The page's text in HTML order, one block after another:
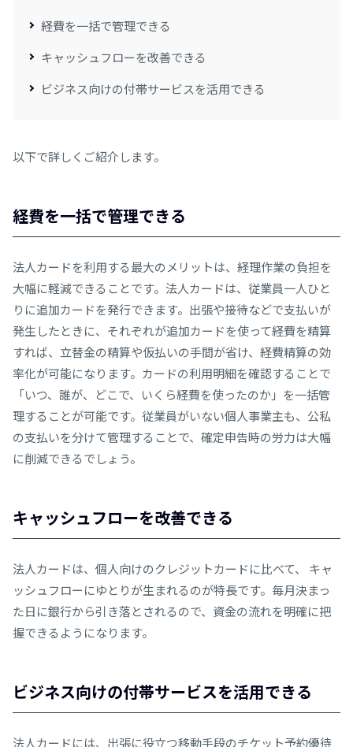
経費を一括で管理できる
キャッシュフローを改善できる
ビジネス向けの付帯サービスを活用できる
以下で詳しくご紹介します。
経費を一括で管理できる
法人カードを利用する最大のメリットは、経理作業の負担を
大幅に軽減できることです。法人カードは、従業員一人ひと
りに追加カードを発行できます。出張や接待などで支払いが
発生したときに、それぞれが追加カードを使って経費を精算
すれば、立替金の精算や仮払いの手間が省け、経費精算の効
率化が可能になります。カードの利用明細を確認することで
「いつ、誰が、どこで、いくら経費を使ったのか」を一括管
理することが可能です。従業員がいない個人事業主も、公私
の支払いを分けて管理することで、確定申告時の労力は大幅
に削減できるでしょう。
キャッシュフローを改善できる
法人カードは、個人向けのクレジットカードに比べて、 キャ
ッシュフローにゆとりが生まれるのが特長です。毎月決まっ
た日に銀行から引き落とされるので、資金の流れを明確に把
握できるようになります。
ビジネス向けの付帯サービスを活用できる
法人カードには、出張に役立つ移動手段のチケット予約優待